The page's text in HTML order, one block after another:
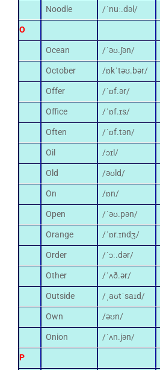
Noodle
/ˈnuː.dəl/
O
Ocean
/ˈəʊ.ʃən/
October
/ɒkˈtəʊ.bər/
Offer
/ˈɒf.ər/
Office
/ˈɒf.ɪs/
Often
/ˈɒf.tən/
Oil
/ɔɪl/
Old
/əʊld/
On
/ɒn/
Open
/ˈəʊ.pən/
Orange
/ˈɒr.ɪndʒ/
Order
/ˈɔː.dər/
Other
/ˈʌð.ər/
Outside
/ˌaʊtˈsaɪd/
Own
/əʊn/
Onion
/ˈʌn.jən/
P